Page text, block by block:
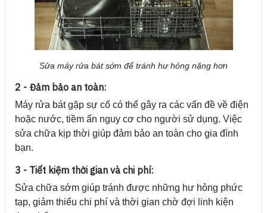
Sửa máy rửa bát sớm để tránh hư hỏng nặng hơn
2 - Đảm bảo an toàn:
Máy rửa bát gặp sự cố có thể gây ra các vấn đề về điện
hoặc nước, tiềm ẩn nguy cơ cho người sử dụng. Việc
sửa chữa kịp thời giúp đảm bảo an toàn cho gia đình
bạn.
3 - Tiết kiệm thời gian và chi phí:
Sửa chữa sớm giúp tránh được những hư hỏng phức
tạp, giảm thiểu chi phí và thời gian chờ đợi linh kiện